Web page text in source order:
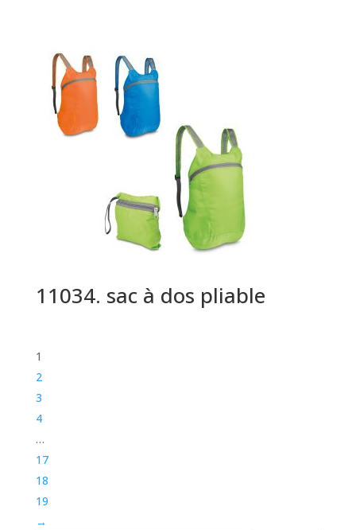
11034. sac à dos pliable
1
2
3
4
…
17
18
19
→